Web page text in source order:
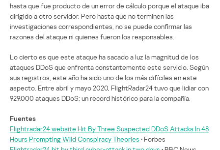
hasta que fue producto de un error de cálculo porque el ataque iba
dirigido a otro servidor. Pero hasta que no terminen las
investigaciones correspondientes, no se puede confirmar las
razones del ataque ni quienes fueron los responsables.
Lo cierto es que este ataque ha sacado a luz la magnitud de los
ataques DDoS que enfrenta constantemente este servicio. Según
sus registros, este año ha sido uno de los más difíciles en este
aspecto. Entre abril y mayo 2020, FlightRadar24 tuvo que lidiar con
929.000 ataques DDoS; un record histórico para la compañía.
Fuentes
Flightradar24 website Hit By Three Suspected DDoS Attacks In 48
Hours Prompting Wild Conspiracy Theories • Forbes